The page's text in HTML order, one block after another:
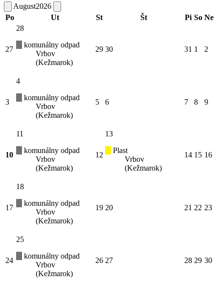
August2026
Po
Ut St Št Pi So Ne
27
28
komunálny odpad
Vrbov
(Kežmarok)
29 30 31 1 2
3
4
komunálny odpad
Vrbov
(Kežmarok)
5 6 7 8 9
10
11
komunálny odpad
Vrbov
(Kežmarok)
12
13
Plast
Vrbov
(Kežmarok)
14 15 16
17
18
komunálny odpad
Vrbov
(Kežmarok)
19 20 21 22 23
24
25
komunálny odpad
Vrbov
(Kežmarok)
26 27 28 29 30